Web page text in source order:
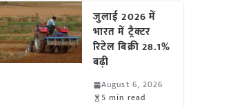
जुलाई 2026 में
भारत में ट्रैक्टर
रिटेल बिक्री 28.1%
बढ़ी
August 6, 2026
5 min read